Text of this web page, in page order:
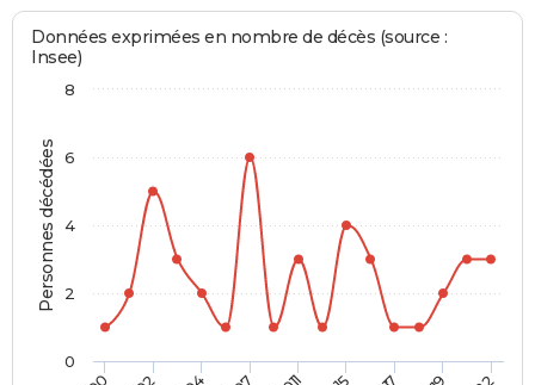
Personnes décédées
Données exprimées en nombre de décès (source :
Insee)
0
2
4
6
8